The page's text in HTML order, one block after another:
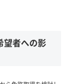
望者への影